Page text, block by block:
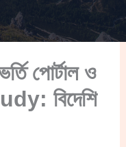
পোর্টাল ও
বিদেশি